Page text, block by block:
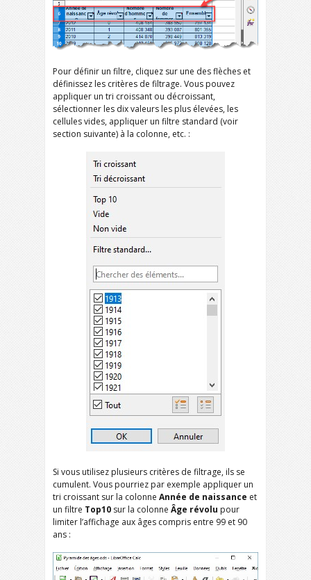
Pour définir un filtre, cliquez sur une des flèches et
définissez les critères de filtrage. Vous pouvez
appliquer un tri croissant ou décroissant,
sélectionner les dix valeurs les plus élevées, les
cellules vides, appliquer un filtre standard (voir
section suivante) à la colonne, etc. :
Si vous utilisez plusieurs critères de filtrage, ils se
cumulent. Vous pourriez par exemple appliquer un
tri croissant sur la colonne Année de naissance et
un filtre Top10 sur la colonne Âge révolu pour
limiter l’affichage aux âges compris entre 99 et 90
ans :